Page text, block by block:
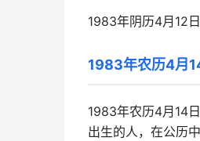
1983年阴历4月12
1983年农历4月
1983年农历4月14
出生的人，在公历